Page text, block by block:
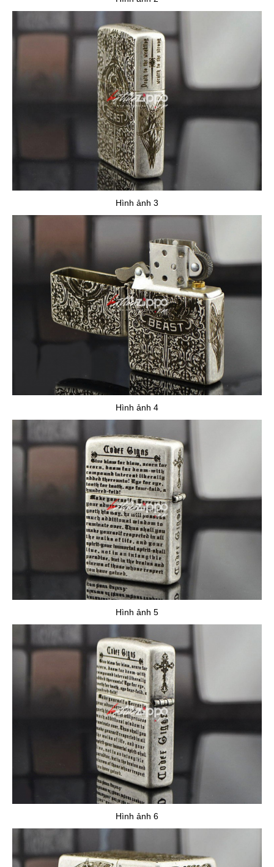
Hình ảnh 3
Hình ảnh 4
Hình ảnh 5
Hình ảnh 6